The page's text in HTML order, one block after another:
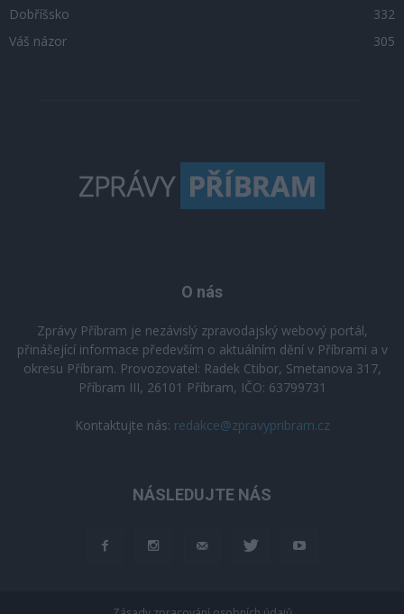
Dobříšsko
332
Váš názor
305
O nás
Zprávy Příbram je nezávislý zpravodajský webový portál,
přinášející informace především o aktuálním dění v Příbrami a v
okresu Příbram. Provozovatel: Radek Ctibor, Smetanova 317,
Příbram III, 26101 Příbram, IČO: 63799731
Kontaktujte nás: redakce@zpravypribram.cz
NÁSLEDUJTE NÁS